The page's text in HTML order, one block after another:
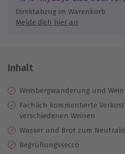
Jeder Gutschein für alle
Maximale Sicherheit
10 Jahre gültig &
Direktabzug im Warenkorb
Melde dich hier an
Inhalt
Weinbergwanderung und Wein
Fachlich kommentierte
verschiedenen Weinen
Wasser und Brot zum
Begrüßungssecco